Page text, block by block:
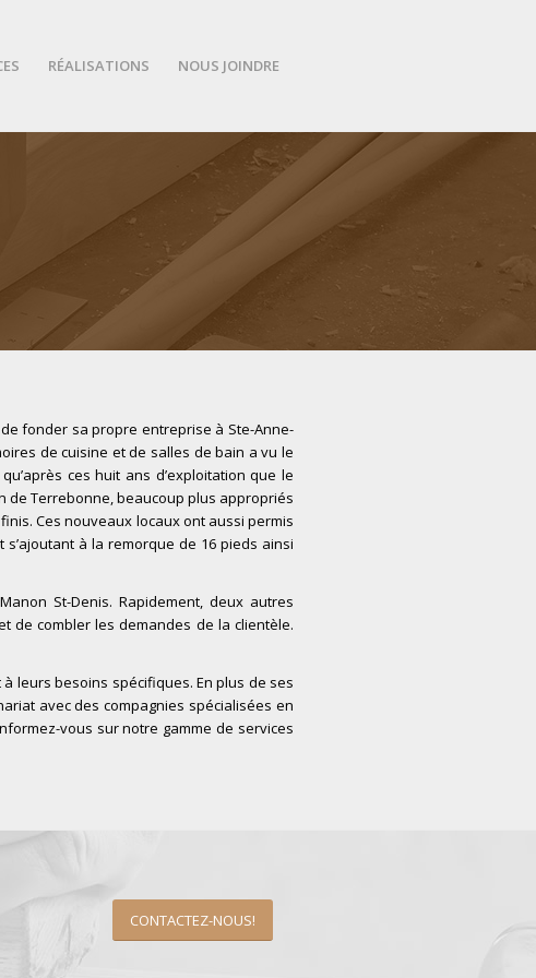
RÉALISATIONS NOUS JOINDRE
fonder sa propre entreprise à Ste-Anne-
de cuisine et de salles de bain a vu le
ces huit ans d’exploitation que le
de Terrebonne, beaucoup plus appropriés
Ces nouveaux locaux ont aussi permis
à la remorque de 16 pieds ainsi
St-Denis. Rapidement, deux autres
de combler les demandes de la clientèle.
leurs besoins spécifiques. En plus de ses
avec des compagnies spécialisées en
vous sur notre gamme de services
CONTACTEZ-NOUS!